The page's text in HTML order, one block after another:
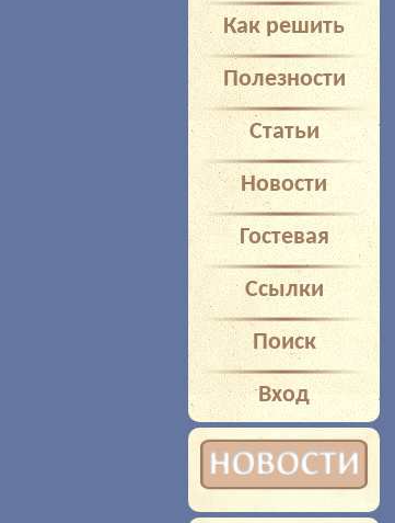
Как решить
Полезности
Статьи
Новости
Гостевая
Ссылки
Поиск
Вход